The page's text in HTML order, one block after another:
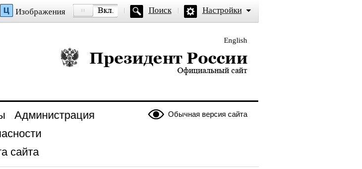
Изображения Поиск Настройки
English
Президент России — официальный сайт
Обычная версия сайта
Администрация
сайта